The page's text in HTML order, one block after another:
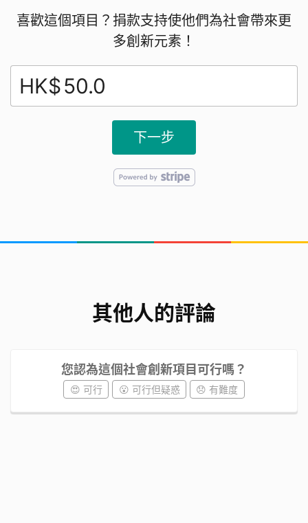
便污糟，如果沾染污漬後洗不乾淨，也不宜拿去回
收。
如每個有小朋友的家庭都能从源頭減少舊衣物的棄
置，變廢為寶，則可大大降低堆填區的壓力，也減少
對環境的破壞。我們參考了很多網上已有的創意，希
望將其中適合有孩家庭共同創作的方法揀選出來，為
我們如何由0到1開始
喜歡這個項目？捐款支持使他們為社會帶來更
多創新元素！
HK$
下一步
其他人的評論
您認為這個社會創新項目可行嗎？
😍 可行 😮 可行但疑惑 😞 有難度